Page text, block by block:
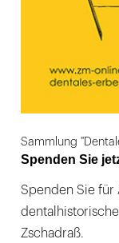
Sammlung
Spenden Sie
Spenden Sie für
Zschadraß.